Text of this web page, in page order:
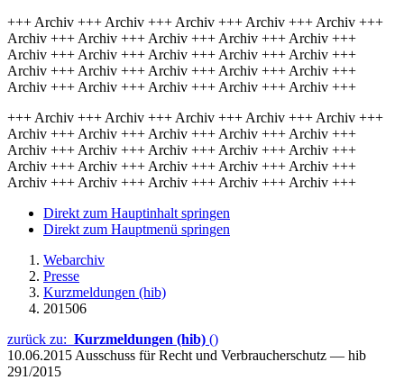
+++ Archiv +++ Archiv +++ Archiv +++ Archiv +++ Archiv +++
Archiv +++ Archiv +++ Archiv +++ Archiv +++ Archiv +++
Archiv +++ Archiv +++ Archiv +++ Archiv +++ Archiv +++
Archiv +++ Archiv +++ Archiv +++ Archiv +++ Archiv +++
Archiv +++ Archiv +++ Archiv +++ Archiv +++ Archiv +++
+++ Archiv +++ Archiv +++ Archiv +++ Archiv +++ Archiv +++
Archiv +++ Archiv +++ Archiv +++ Archiv +++ Archiv +++
Archiv +++ Archiv +++ Archiv +++ Archiv +++ Archiv +++
Archiv +++ Archiv +++ Archiv +++ Archiv +++ Archiv +++
Archiv +++ Archiv +++ Archiv +++ Archiv +++ Archiv +++
Direkt zum Hauptinhalt springen
Direkt zum Hauptmenü springen
Webarchiv
Presse
Kurzmeldungen (hib)
201506
zurück zu: Kurzmeldungen (hib) ()
10.06.2015 Ausschuss für Recht und Verbraucherschutz — hib
291/2015